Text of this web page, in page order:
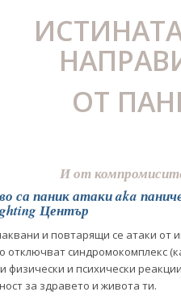
ОТ
И от
са паник атаки aka
Център
и повтарящи се атаки от
отключват синдромокомплекс
физически и психически
за здравето и живота ти.